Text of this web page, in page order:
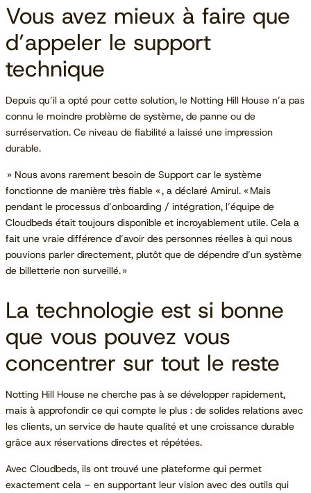
Vous avez mieux à faire que
d’appeler le support
technique
Depuis qu’il a opté pour cette solution, le Notting Hill House n’a pas
connu le moindre problème de système, de panne ou de
surréservation. Ce niveau de fiabilité a laissé une impression
durable.
» Nous avons rarement besoin de Support car le système
fonctionne de manière très fiable « , a déclaré Amirul. « Mais
pendant le processus d’onboarding / intégration, l’équipe de
Cloudbeds était toujours disponible et incroyablement utile. Cela a
fait une vraie différence d’avoir des personnes réelles à qui nous
pouvions parler directement, plutôt que de dépendre d’un système
de billetterie non surveillé. »
La technologie est si bonne
que vous pouvez vous
concentrer sur tout le reste
Notting Hill House ne cherche pas à se développer rapidement,
mais à approfondir ce qui compte le plus : de solides relations avec
les clients, un service de haute qualité et une croissance durable
grâce aux réservations directes et répétées.
Avec Cloudbeds, ils ont trouvé une plateforme qui permet
exactement cela – en supportant leur vision avec des outils qui